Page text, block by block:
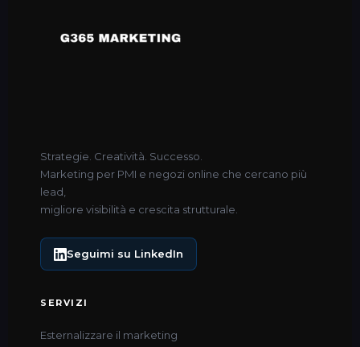
Strategie. Creatività. Successo.
Marketing per PMI e negozi online che cercano più
lead,
migliore visibilità e crescita strutturale.
Seguimi su LinkedIn
SERVIZI
Esternalizzare il marketing